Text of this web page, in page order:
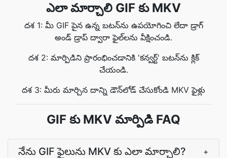
ఎలా మార్చాలి GIF కు MKV
దశ 1: మీ GIF పైన ఉన్న బటన్‌ను ఉపయోగించి లేదా డ్రాగ్
అండ్ డ్రాప్ ద్వారా ఫైల్‌లను వీక్షించండి.
దశ 2: మార్పిడిని ప్రారంభించడానికి 'కన్వర్ట్' బటన్‌ను క్లిక్
చేయండి.
దశ 3: మీరు మార్చిన దాన్ని డౌన్‌లోడ్ చేసుకోండి MKV ఫైళ్లు
GIF కు MKV మార్పిడి FAQ
నేను GIF ఫైలును MKV కు ఎలా మార్చాలి? +